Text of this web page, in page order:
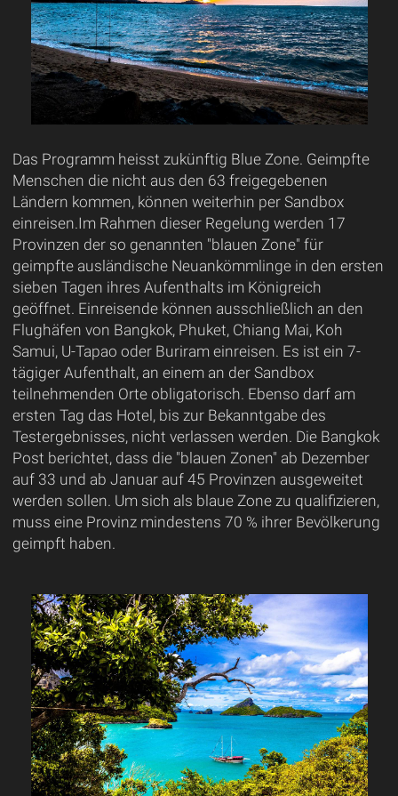
Das Programm heisst zukünftig Blue Zone. Geimpfte
Menschen die nicht aus den 63 freigegebenen
Ländern kommen, können weiterhin per Sandbox
einreisen.Im Rahmen dieser Regelung werden 17
Provinzen der so genannten "blauen Zone" für
geimpfte ausländische Neuankömmlinge in den ersten
sieben Tagen ihres Aufenthalts im Königreich
geöffnet. Einreisende können ausschließlich an den
Flughäfen von Bangkok, Phuket, Chiang Mai, Koh
Samui, U-Tapao oder Buriram einreisen. Es ist ein 7-
tägiger Aufenthalt, an einem an der Sandbox
teilnehmenden Orte obligatorisch. Ebenso darf am
ersten Tag das Hotel, bis zur Bekanntgabe des
Testergebnisses, nicht verlassen werden. Die Bangkok
Post berichtet, dass die "blauen Zonen" ab Dezember
auf 33 und ab Januar auf 45 Provinzen ausgeweitet
werden sollen. Um sich als blaue Zone zu qualifizieren,
muss eine Provinz mindestens 70 % ihrer Bevölkerung
geimpft haben.